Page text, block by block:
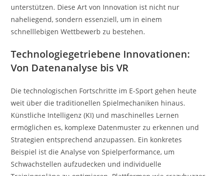
unterstützen. Diese Art von Innovation ist nicht nur
naheliegend, sondern essenziell, um in einem
schnelllebigen Wettbewerb zu bestehen.
Technologiegetriebene Innovationen:
Von Datenanalyse bis VR
Die technologischen Fortschritte im E-Sport gehen heute
weit über die traditionellen Spielmechaniken hinaus.
Künstliche Intelligenz (KI) und maschinelles Lernen
ermöglichen es, komplexe Datenmuster zu erkennen und
Strategien entsprechend anzupassen. Ein konkretes
Beispiel ist die Analyse von Spielperformance, um
Schwachstellen aufzudecken und individuelle